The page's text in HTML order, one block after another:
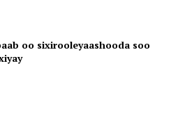
oo sixirooleyaashooda soo